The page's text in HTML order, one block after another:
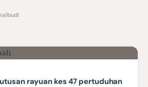
rayuan kes 47 pertuduhan